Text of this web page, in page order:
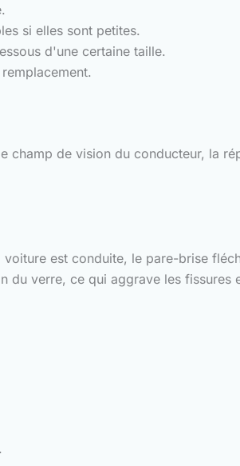
si elles sont petites.
d'une certaine taille.
champ de vision du conducteur, la
est conduite, le pare-brise
verre, ce qui aggrave les fissures